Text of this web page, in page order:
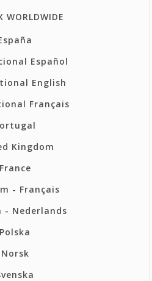
WORLDWIDE
Español
English
Français
Kingdom
France
- Français
- Nederlands
Polska
Norsk